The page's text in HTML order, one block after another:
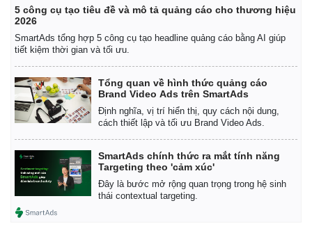
5 công cụ tạo tiêu đề và mô tả quảng cáo cho thương hiệu
2026
SmartAds tổng hợp 5 công cụ tạo headline quảng cáo bằng AI giúp
tiết kiệm thời gian và tối ưu.
Tổng quan về hình thức quảng cáo
Brand Video Ads trên SmartAds
Định nghĩa, vị trí hiển thị, quy cách nội dung,
cách thiết lập và tối ưu Brand Video Ads.
SmartAds chính thức ra mắt tính năng
Targeting theo 'cảm xúc'
Đây là bước mở rộng quan trọng trong hệ sinh
thái contextual targeting.